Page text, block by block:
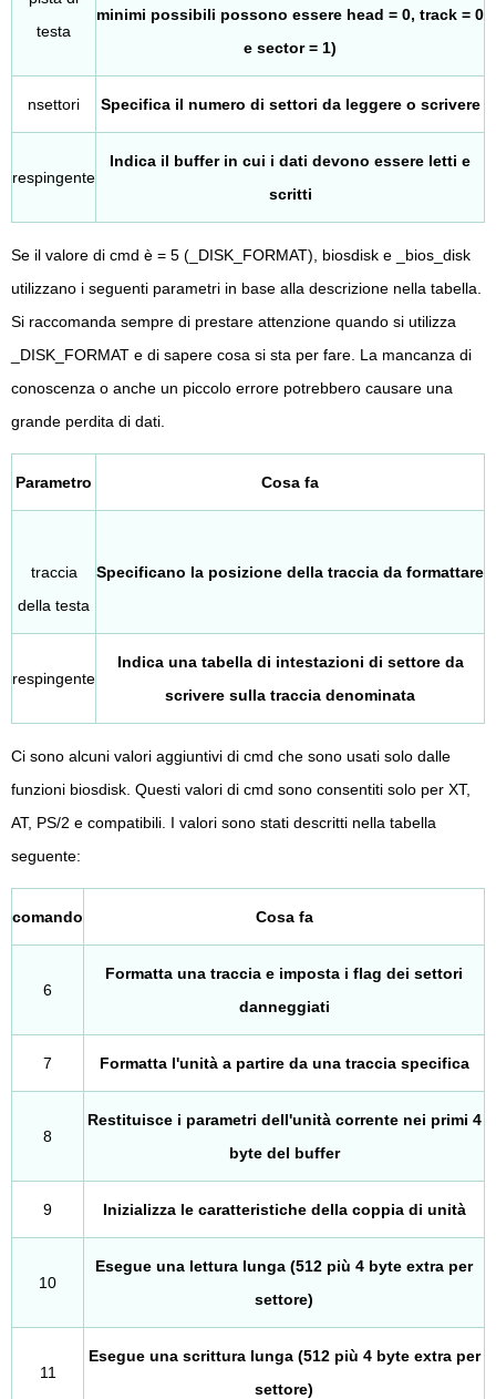
testa
minimi possibili possono essere head = 0, track = 0
e sector = 1)
nsettori Specifica il numero di settori da leggere o scrivere
respingente
Indica il buffer in cui i dati devono essere letti e
scritti
Se il valore di cmd è = 5 (_DISK_FORMAT), biosdisk e _bios_disk
utilizzano i seguenti parametri in base alla descrizione nella tabella.
Si raccomanda sempre di prestare attenzione quando si utilizza
_DISK_FORMAT e di sapere cosa si sta per fare. La mancanza di
conoscenza o anche un piccolo errore potrebbero causare una
grande perdita di dati.
Parametro Cosa fa
traccia
della testa
Specificano la posizione della traccia da formattare
respingente
Indica una tabella di intestazioni di settore da
scrivere sulla traccia denominata
Ci sono alcuni valori aggiuntivi di cmd che sono usati solo dalle
funzioni biosdisk. Questi valori di cmd sono consentiti solo per XT,
AT, PS/2 e compatibili. I valori sono stati descritti nella tabella
seguente:
comando Cosa fa
6
Formatta una traccia e imposta i flag dei settori
danneggiati
7 Formatta l'unità a partire da una traccia specifica
8
Restituisce i parametri dell'unità corrente nei primi 4
byte del buffer
9 Inizializza le caratteristiche della coppia di unità
10
Esegue una lettura lunga (512 più 4 byte extra per
settore)
11
Esegue una scrittura lunga (512 più 4 byte extra per
settore)